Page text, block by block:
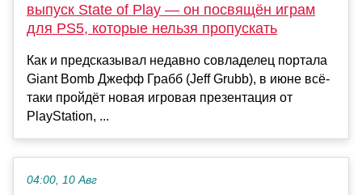
выпуск State of Play — он посвящён играм
для PS5, которые нельзя пропускать
Как и предсказывал недавно совладелец портала
Giant Bomb Джефф Грабб (Jeff Grubb), в июне всё-
таки пройдёт новая игровая презентация от
PlayStation, ...
04:00, 10 Авг